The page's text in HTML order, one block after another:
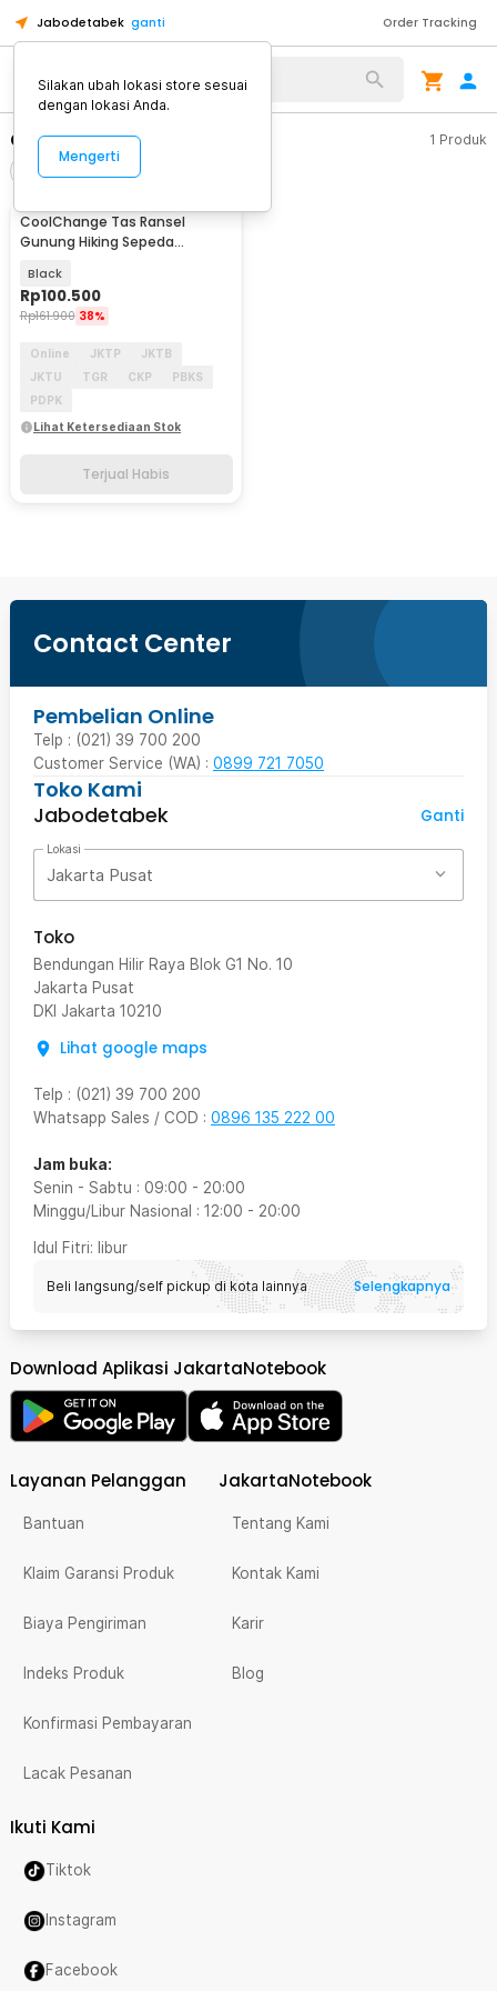
Jabodetabek ganti Order Tracking
Alat Kopi
CoolChange 1 Produk
Urutkan
CoolChange Tas Ransel
Gunung Hiking Sepeda
Black
Rp100.500
Rp161.900 38%
Online JKTP
JKTB
JKTU
TGR CKP
PBKS
PDPK
Lihat Ketersediaan Stok
Terjual Habis
Contact Center
Pembelian Online
Telp : (021) 39 700 200
Customer Service (WA) : 0899 721 7050
Toko Kami
Jabodetabek
Ganti
Lokasi
Jakarta Pusat
Toko
Bendungan Hilir Raya Blok G1 No. 10
Jakarta Pusat
DKI Jakarta 10210
Lihat google maps
Telp : (021) 39 700 200
Whatsapp Sales / COD : 0896 135 222 00
Jam buka:
Senin - Sabtu : 09:00 - 20:00
Minggu/Libur Nasional : 12:00 - 20:00
Idul Fitri: libur
Beli langsung/self pickup di kota lainnya Selengkapnya
Download Aplikasi JakartaNotebook
Layanan Pelanggan
Bantuan
Klaim Garansi Produk
Biaya Pengiriman
Indeks Produk
Konfirmasi Pembayaran
Lacak Pesanan
JakartaNotebook
Tentang Kami
Kontak Kami
Karir
Blog
Ikuti Kami
Tiktok
Instagram
Facebook
Silakan ubah lokasi store sesuai
dengan lokasi Anda.
Mengerti